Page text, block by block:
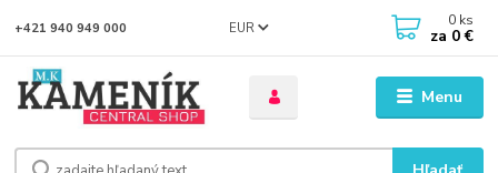
Menu
EUR
+421 940 949 000 0 ks
za 0 €